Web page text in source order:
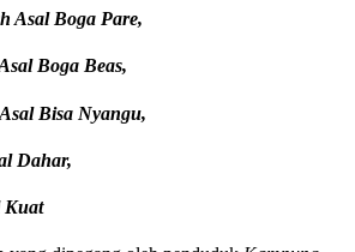
Asal Boga Pare,
Boga Beas,
Bisa Nyangu,
Dahar,
Kuat